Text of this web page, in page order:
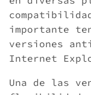
importante
versiones
Internet
Una de las